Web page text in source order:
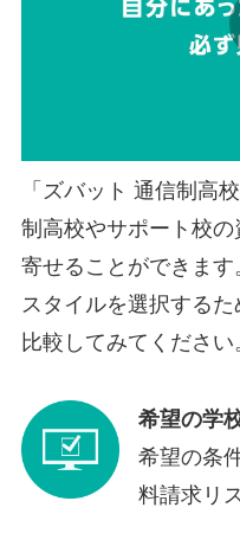
「ズバット 通信制高
制高校やサポート校
寄せることができま
スタイルを選択する
比較してみてください
希望の学
希望の条
料請求リ